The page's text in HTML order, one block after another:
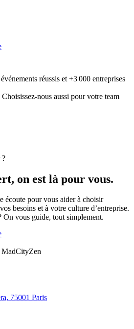
réussis et +3 000 entreprises
nous aussi pour votre team
?
on est là pour vous.
écoute pour vous aider à choisir
besoins et à votre culture d’entreprise.
On vous guide, tout simplement.
75001 Paris